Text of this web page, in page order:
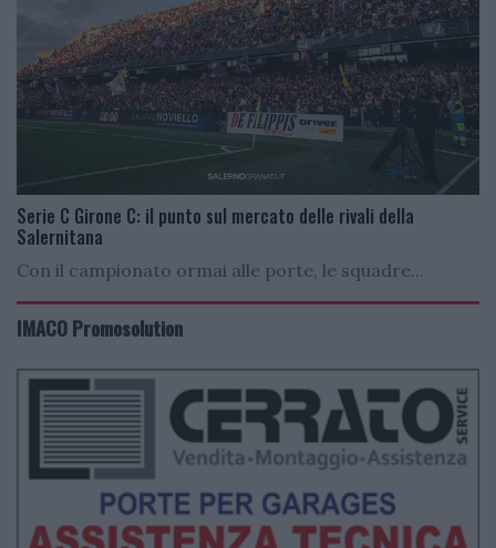
Serie C Girone C: il punto sul mercato delle rivali della
Salernitana
Con il campionato ormai alle porte, le squadre...
IMACO Promosolution